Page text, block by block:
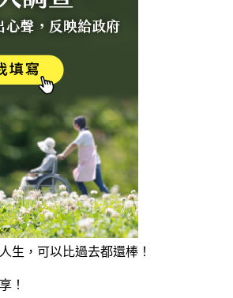
生，可以比過去都還棒！
！